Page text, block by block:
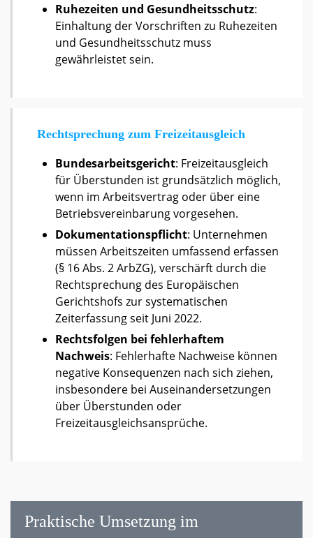
Ruhezeiten und Gesundheitsschutz:
Einhaltung der Vorschriften zu Ruhezeiten
und Gesundheitsschutz muss
gewährleistet sein.
Rechtsprechung zum Freizeitausgleich
Bundesarbeitsgericht: Freizeitausgleich
für Überstunden ist grundsätzlich möglich,
wenn im Arbeitsvertrag oder über eine
Betriebsvereinbarung vorgesehen.
Dokumentationspflicht: Unternehmen
müssen Arbeitszeiten umfassend erfassen
(§ 16 Abs. 2 ArbZG), verschärft durch die
Rechtsprechung des Europäischen
Gerichtshofs zur systematischen
Zeiterfassung seit Juni 2022.
Rechtsfolgen bei fehlerhaftem
Nachweis: Fehlerhafte Nachweise können
negative Konsequenzen nach sich ziehen,
insbesondere bei Auseinandersetzungen
über Überstunden oder
Freizeitausgleichsansprüche.
Praktische Umsetzung im